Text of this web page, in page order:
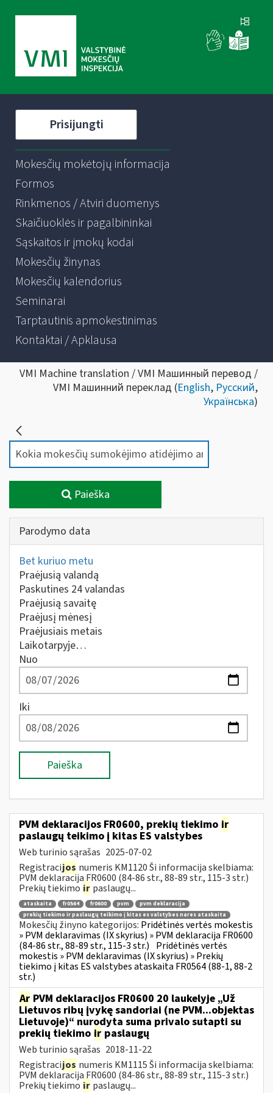
Prisijungti
Mokesčių mokėtojų informacija
Formos
Rinkmenos / Atviri duomenys
Skaičiuoklės ir pagalbininkai
Sąskaitos ir įmokų kodai
Mokesčių žinynas
Mokesčių kalendorius
Seminarai
Tarptautinis apmokestinimas
Kontaktai / Apklausa
VMI Machine translation / VMI Машинный перевод /
VMI Машинний переклад (English, Русский,
Українська)
Paieška
Parodymo data
Bet kuriuo metu
Praėjusią valandą
Paskutines 24 valandas
Praėjusią savaitę
Praėjusį mėnesį
Praėjusiais metais
Laikotarpyje…
Nuo
Iki
Paieška
PVM deklaracijos FR0600, prekių tiekimo ir
paslaugų teikimo į kitas ES valstybes
Web turinio sąrašas 2025-07-02
Registracijos numeris KM1120 Ši informacija skelbiama:
PVM deklaracija FR0600 (84-86 str., 88-89 str., 115-3 str.)
Prekių tiekimo ir paslaugų...
ataskaita fr0564 fr0600 pvm
pvm deklaracija
prekių tiekimo ir paslaugų teikimo į kitas es valstybes nares ataskaita
Mokesčių žinyno kategorijos: Pridėtinės vertės mokestis
» PVM deklaravimas (IX skyrius) » PVM deklaracija FR0600
(84-86 str., 88-89 str., 115-3 str.) Pridėtinės vertės
mokestis » PVM deklaravimas (IX skyrius) » Prekių
tiekimo į kitas ES valstybes ataskaita FR0564 (88-1, 88-2
str.)
Ar PVM deklaracijos FR0600 20 laukelyje „Už
Lietuvos ribų įvykę sandoriai (ne PVM...objektas
Lietuvoje)“ nurodyta suma privalo sutapti su
prekių tiekimo ir paslaugų
Web turinio sąrašas 2018-11-22
Registracijos numeris KM1115 Ši informacija skelbiama:
PVM deklaracija FR0600 (84-86 str., 88-89 str., 115-3 str.)
Prekių tiekimo ir paslaugų...